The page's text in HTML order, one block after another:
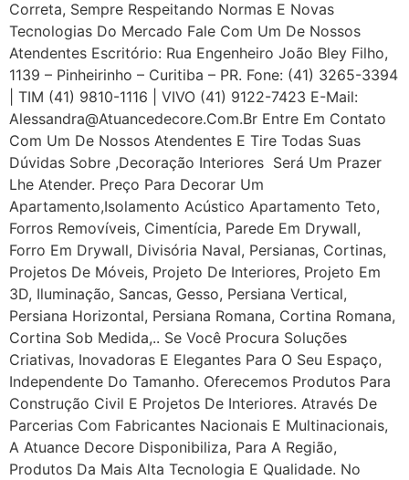
Correta, Sempre Respeitando Normas E Novas
Tecnologias Do Mercado Fale Com Um De Nossos
Atendentes Escritório: Rua Engenheiro João Bley Filho,
1139 – Pinheirinho – Curitiba – PR. Fone: (41) 3265-3394
| TIM (41) 9810-1116 | VIVO (41) 9122-7423 E-Mail:
Alessandra@atuancedecore.com.br Entre Em Contato
Com Um De Nossos Atendentes E Tire Todas Suas
Dúvidas Sobre ,Decoração Interiores Será Um Prazer
Lhe Atender. Preço Para Decorar Um
Apartamento,Isolamento Acústico Apartamento Teto,
Forros Removíveis, Cimentícia, Parede Em Drywall,
Forro Em Drywall, Divisória Naval, Persianas, Cortinas,
Projetos De Móveis, Projeto De Interiores, Projeto Em
3D, Iluminação, Sancas, Gesso, Persiana Vertical,
Persiana Horizontal, Persiana Romana, Cortina Romana,
Cortina Sob Medida,.. Se Você Procura Soluções
Criativas, Inovadoras E Elegantes Para O Seu Espaço,
Independente Do Tamanho. Oferecemos Produtos Para
Construção Civil E Projetos De Interiores. Através De
Parcerias Com Fabricantes Nacionais E Multinacionais,
A Atuance Decore Disponibiliza, Para A Região,
Produtos Da Mais Alta Tecnologia E Qualidade. No